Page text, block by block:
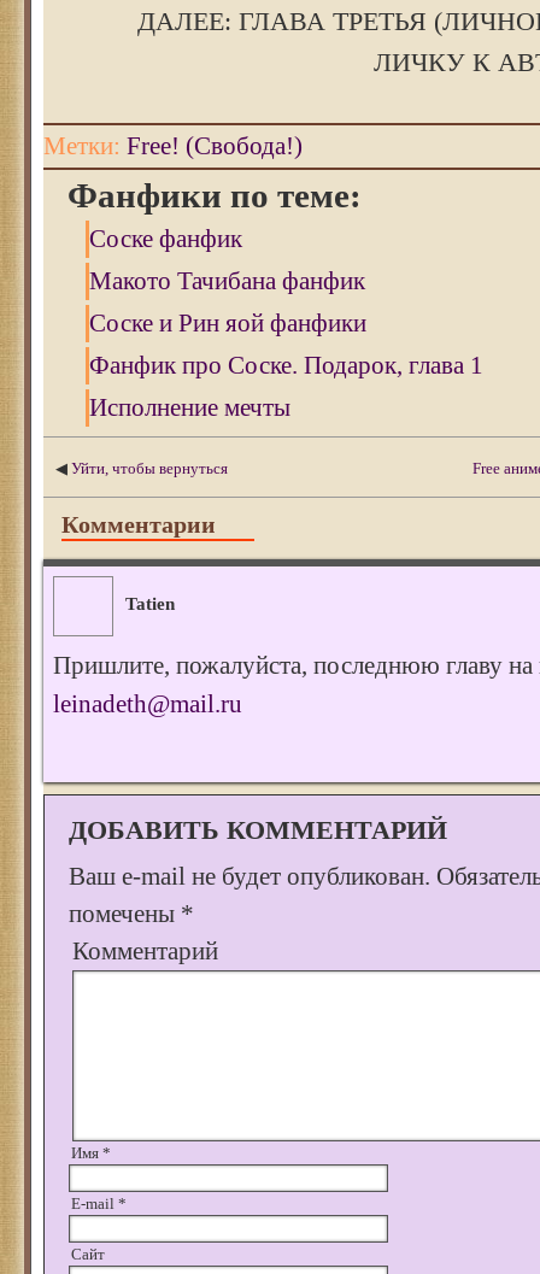
ДАЛЕЕ: ГЛАВА ТРЕТЬЯ
ЛИЧКУ К
Метки: Free! (Свобода!)
Фанфики по теме:
Соске фанфик
Макото Тачибана фанфик
Соске и Рин яой фанфики
Фанфик про Соске. Подарок, глава 1
Исполнение мечты
◀ Уйти, чтобы вернуться Free
Комментарии
Tatien
Пришлите, пожалуйста, последнюю главу на
leinadeth@mail.ru
ДОБАВИТЬ КОММЕНТАРИЙ
Ваш e-mail не будет опубликован.
помечены *
Комментарий
Имя *
E-mail *
Сайт